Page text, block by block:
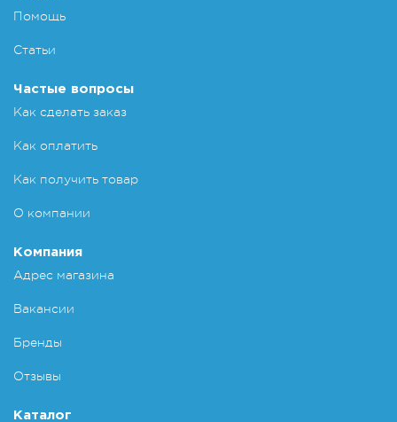
Помощь
Статьи
Частые вопросы
Как сделать заказ
Как оплатить
Как получить товар
О компании
Компания
Адрес магазина
Вакансии
Бренды
Отзывы
Каталог